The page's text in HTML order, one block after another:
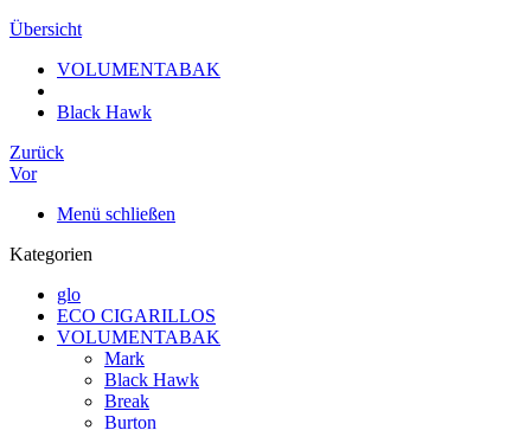
Übersicht
VOLUMENTABAK
Black Hawk
Zurück
Vor
Menü schließen
Kategorien
glo
ECO CIGARILLOS
VOLUMENTABAK
Mark
Black Hawk
Break
Burton